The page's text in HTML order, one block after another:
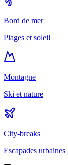
Bord de mer
Plages et soleil
Montagne
Ski et nature
City-breaks
Escapades urbaines